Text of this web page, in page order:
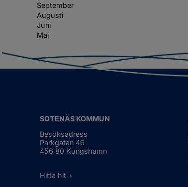
September
Augusti
Juni
Maj
SOTENÄS KOMMUN
Besöksadress
Parkgatan 46
456 80 Kungshamn
Hitta hit